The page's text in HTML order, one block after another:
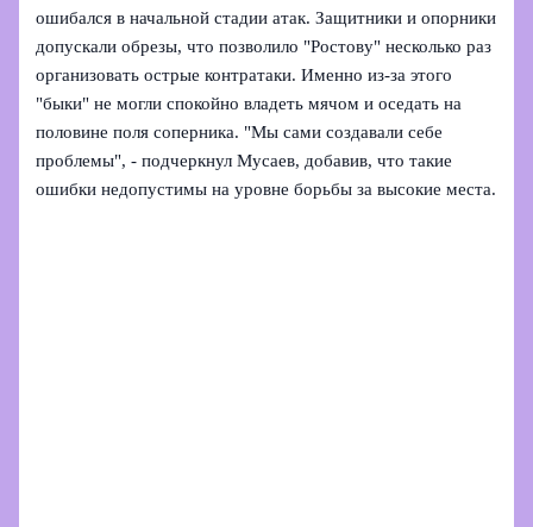
ошибался в начальной стадии атак. Защитники и опорники
допускали обрезы, что позволило "Ростову" несколько раз
организовать острые контратаки. Именно из-за этого
"быки" не могли спокойно владеть мячом и оседать на
половине поля соперника. "Мы сами создавали себе
проблемы", - подчеркнул Мусаев, добавив, что такие
ошибки недопустимы на уровне борьбы за высокие места.